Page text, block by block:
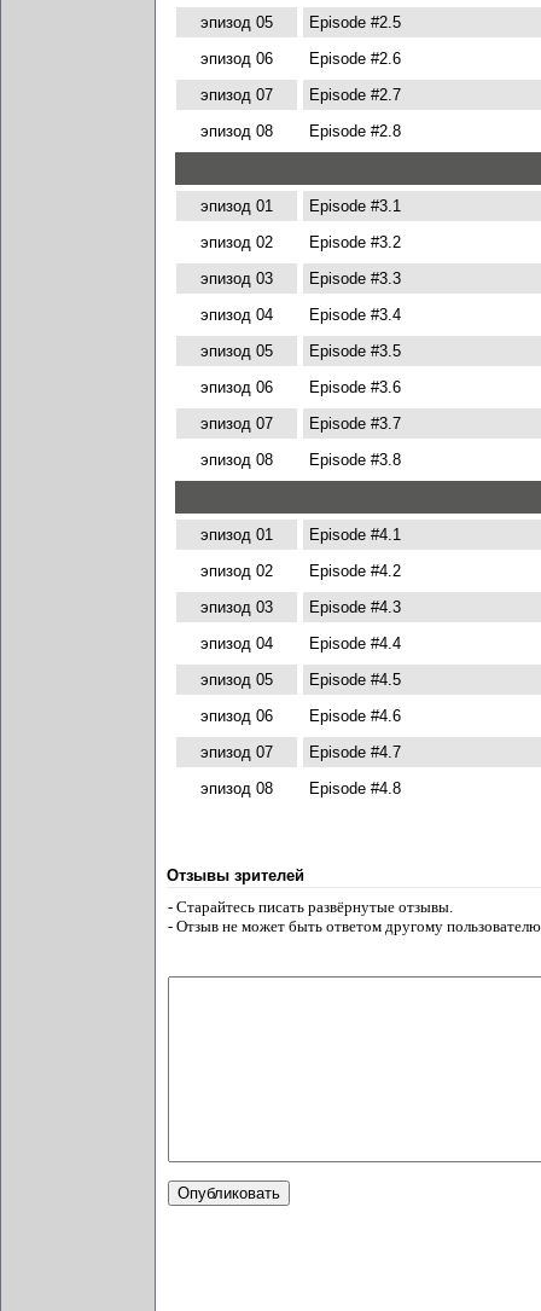
эпизод 05
Episode #2.5
эпизод 06
Episode #2.6
эпизод 07
Episode #2.7
эпизод 08
Episode #2.8
эпизод 01
Episode #3.1
эпизод 02
Episode #3.2
эпизод 03
Episode #3.3
эпизод 04
Episode #3.4
эпизод 05
Episode #3.5
эпизод 06
Episode #3.6
эпизод 07
Episode #3.7
эпизод 08
Episode #3.8
эпизод 01
Episode #4.1
эпизод 02
Episode #4.2
эпизод 03
Episode #4.3
эпизод 04
Episode #4.4
эпизод 05
Episode #4.5
эпизод 06
Episode #4.6
эпизод 07
Episode #4.7
эпизод 08
Episode #4.8
Отзывы зрителей
- Старайтесь писать развёрнутые отзывы.
- Отзыв не может быть ответом другому